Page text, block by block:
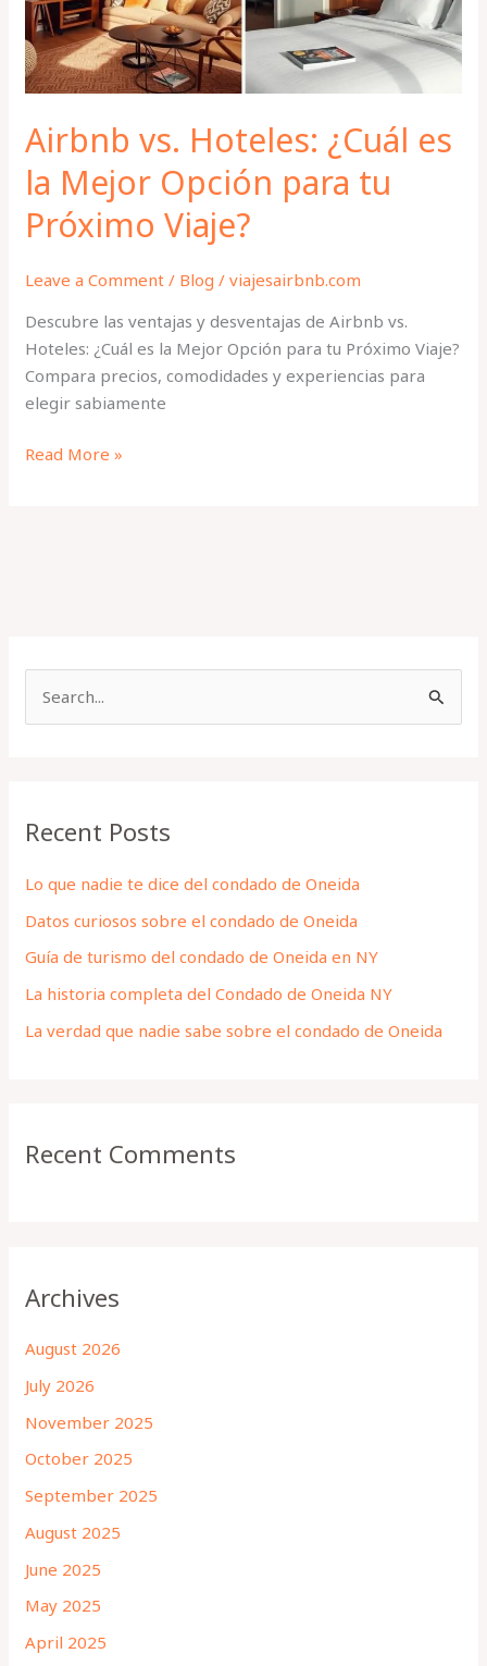
Airbnb vs. Hoteles: ¿Cuál es
la Mejor Opción para tu
Próximo Viaje?
Leave a Comment / Blog /viajesairbnb.com
Descubre las ventajas y desventajas de Airbnb vs.
Hoteles: ¿Cuál es la Mejor Opción para tu Próximo Viaje?
Compara precios, comodidades y experiencias para
elegir sabiamente
Mejor
Opción
para
tu
Próximo
Viaje?
Read More »
c
f
o
r
:
Recent Posts
Lo que nadie te dice del condado de Oneida
Datos curiosos sobre el condado de Oneida
Guía de turismo del condado de Oneida en NY
La historia completa del Condado de Oneida NY
La verdad que nadie sabe sobre el condado de Oneida
Recent Comments
Archives
August 2026
July 2026
November 2025
October 2025
September 2025
August 2025
June 2025
May 2025
April 2025